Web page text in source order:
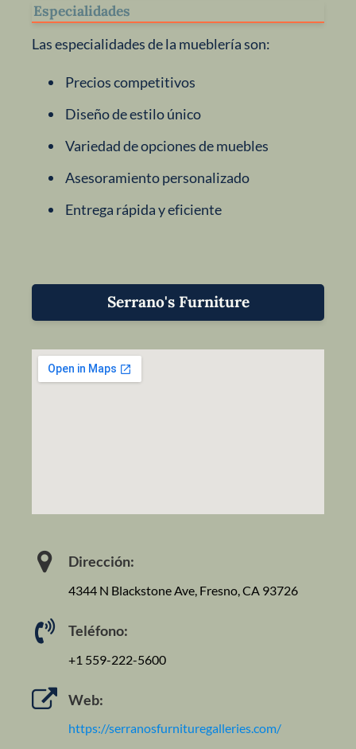
Especialidades
Las especialidades de la mueblería son:
Precios competitivos
Diseño de estilo único
Variedad de opciones de muebles
Asesoramiento personalizado
Entrega rápida y eficiente
Serrano's Furniture
Dirección:
4344 N Blackstone Ave, Fresno, CA 93726
Teléfono:
+1 559-222-5600
Web:
https://serranosfurnituregalleries.com/